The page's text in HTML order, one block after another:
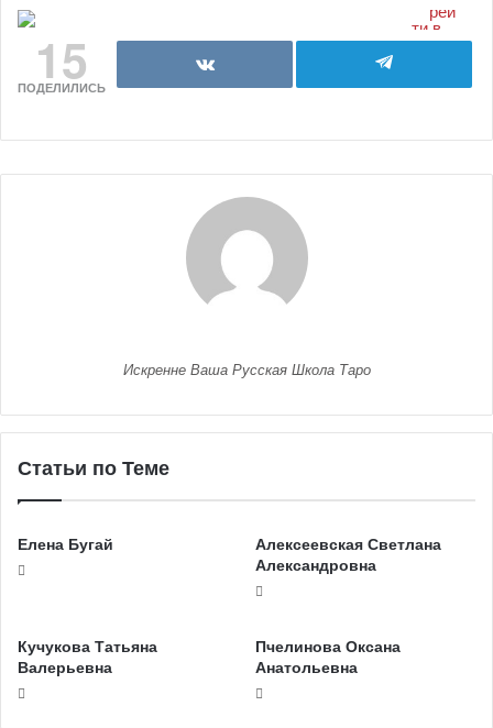
15
ПОДЕЛИЛИСЬ
Искренне Ваша Русская Школа Таро
Статьи по Теме
Елена Бугай
Алексеевская Светлана
Александровна
Кучукова Татьяна
Валерьевна
Пчелинова Оксана
Анатольевна